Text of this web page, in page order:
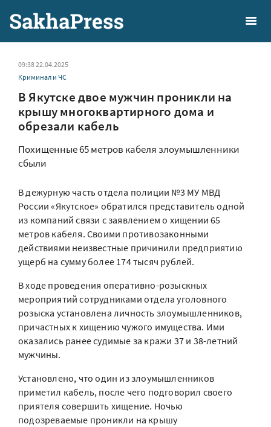
09:38 22.04.2025
Криминал и ЧС
В Якутске двое мужчин проникли на
крышу многоквартирного дома и
обрезали кабель
Похищенные 65 метров кабеля злоумышленники
сбыли
В дежурную часть отдела полиции №3 МУ МВД
России «Якутское» обратился представитель одной
из компаний связи с заявлением о хищении 65
метров кабеля. Своими противозаконными
действиями неизвестные причинили предприятию
ущерб на сумму более 174 тысяч рублей.
В ходе проведения оперативно-розыскных
мероприятий сотрудниками отдела уголовного
розыска установлена личность злоумышленников,
причастных к хищению чужого имущества. Ими
оказались ранее судимые за кражи 37 и 38-летний
мужчины.
Установлено, что один из злоумышленников
приметил кабель, после чего подговорил своего
приятеля совершить хищение. Ночью
подозреваемые проникли на крышу